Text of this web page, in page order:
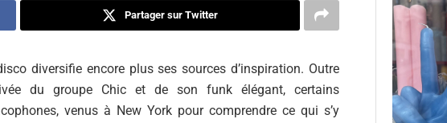
Partager sur Twitter
diversifie encore plus ses sources d’inspiration. Outre
du groupe Chic et de son funk élégant, certains
venus à New York pour comprendre ce qui s’y